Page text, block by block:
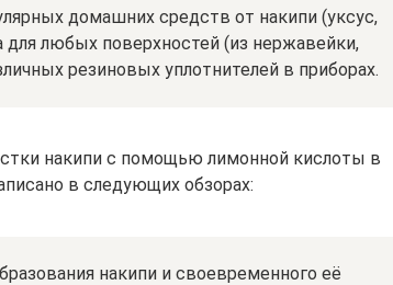
домашних средств от накипи (уксус,
для любых поверхностей (из нержавейки,
резиновых уплотнителей в приборах.
накипи с помощью лимонной кислоты в
в следующих обзорах:
накипи и своевременного её